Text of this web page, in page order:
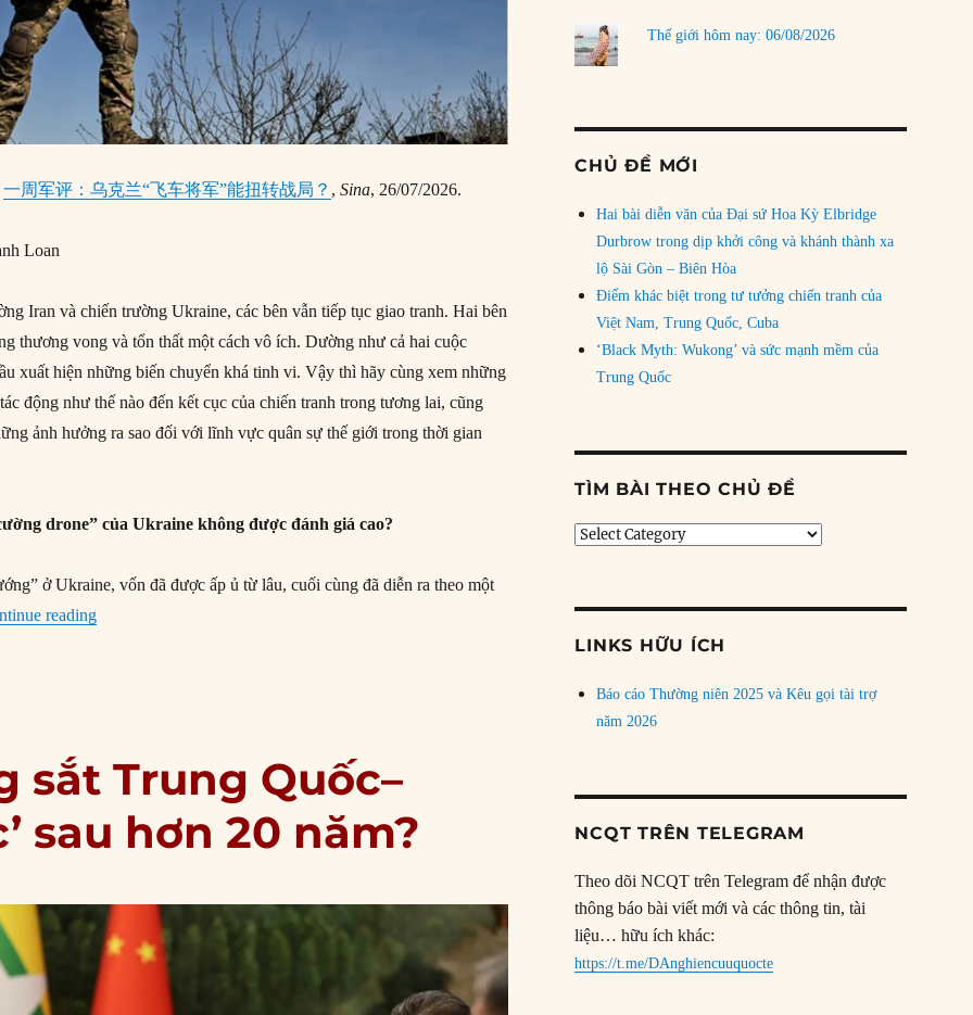
一周军评：乌克兰“飞车将军”能扭转战局？ ,Sina, 26/07/2026.
Loan
Iran và chiến trường Ukraine, các bên vẫn tiếp tục giao tranh. Hai bên
thương vong và tổn thất một cách vô ích. Dường như cả hai cuộc
xuất hiện những biến chuyển khá tinh vi. Vậy thì hãy cùng xem những
động như thế nào đến kết cục của chiến tranh trong tương lai, cũng
ảnh hưởng ra sao đối với lĩnh vực quân sự thế giới trong thời gian
drone” của Ukraine không được đánh giá cao?
ở Ukraine, vốn đã được ấp ủ từ lâu, cuối cùng đã diễn ra theo một
reading“Chiến dịch ‘siêu cường drone’ có giúp Ukraine xoay chuyển cục diện chiến trường?”
sắt Trung Quốc–
sau hơn 20 năm?
Thế giới hôm nay: 06/08/2026
CHỦ ĐỀ MỚI
Hai bài diễn văn của Đại sứ Hoa Kỳ Elbridge
Durbrow trong dịp khởi công và khánh thành xa
lộ Sài Gòn – Biên Hòa
Điểm khác biệt trong tư tưởng chiến tranh của
Việt Nam, Trung Quốc, Cuba
‘Black Myth: Wukong’ và sức mạnh mềm của
Trung Quốc
TÌM BÀI THEO CHỦ ĐỀ
Tìm
chủ
LINKS HỮU ÍCH
Báo cáo Thường niên 2025 và Kêu gọi tài trợ
năm 2026
NCQT TRÊN TELEGRAM
Theo dõi NCQT trên Telegram để nhận được
thông báo bài viết mới và các thông tin, tài
liệu… hữu ích khác:
https://t.me/DAnghiencuuquocte